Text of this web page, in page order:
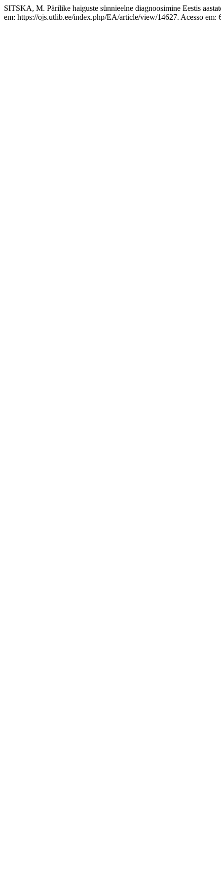
SITSKA, M. Pärilike haiguste sünnieelne diagnoosimine Eestis
em: https://ojs.utlib.ee/index.php/EA/article/view/14627. Acesso em: